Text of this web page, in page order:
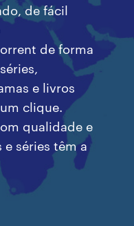
de fácil
de forma
e livros
clique.
qualidade e
séries têm a